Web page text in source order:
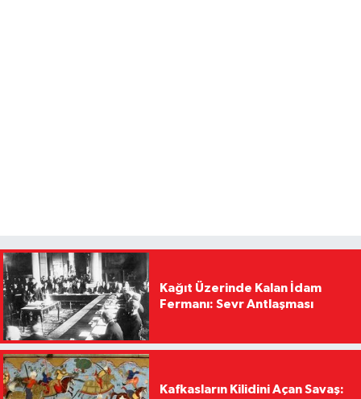
Kağıt Üzerinde Kalan İdam
Fermanı: Sevr Antlaşması
Kafkasların Kilidini Açan Savaş: